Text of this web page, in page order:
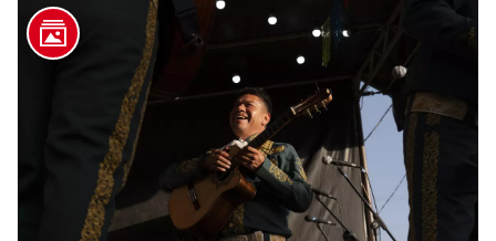
ASESINÓ A SU ABUELO
Un tiroteo escolar en Tailandia deja al menos 6
muertos y 15 heridos